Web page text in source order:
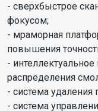
- сверхбыстрое
фокусом;
- мраморная
повышения
-
распределения
- система
- система